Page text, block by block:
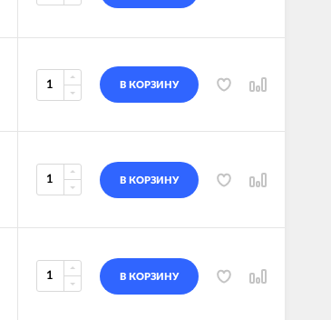
В КОРЗИНУ
В КОРЗИНУ
В КОРЗИНУ